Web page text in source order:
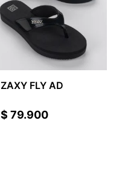
ZAXY FLY AD
$ 79.900